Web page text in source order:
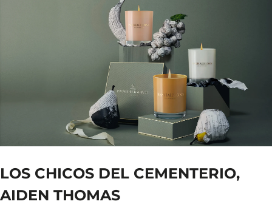
LOS CHICOS DEL CEMENTERIO,
AIDEN THOMAS